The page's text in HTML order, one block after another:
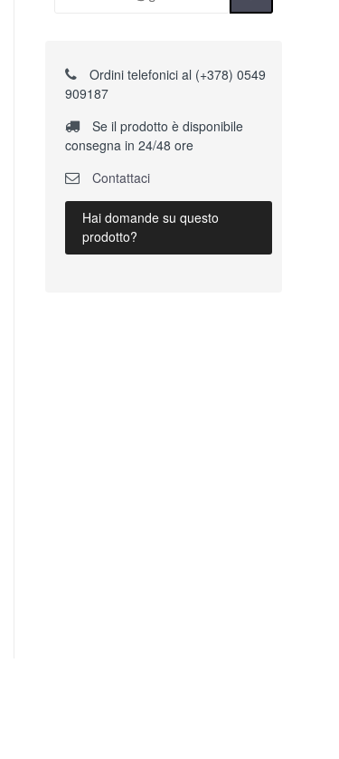
Ordini telefonici al (+378) 0549
909187
Se il prodotto è disponibile
consegna in 24/48 ore
Contattaci
Hai domande su questo
prodotto?